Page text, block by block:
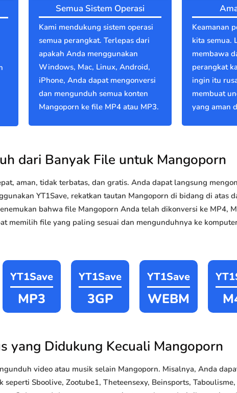
Semua Sistem Operasi
Kami mendukung sistem operasi
semua perangkat. Terlepas dari
apakah Anda menggunakan
Windows, Mac, Linux, Android,
iPhone, Anda dapat mengonversi
dan mengunduh semua konten
Mangoporn ke file MP4 atau MP3.
Keamanan
kita semua.
membawa
perangkat
ingin itu
membuat
yang aman
dari Banyak File untuk Mangoporn
aman, tidak terbatas, dan gratis. Anda dapat langsung
YT1Save, rekatkan tautan Mangoporn di bidang di atas
bahwa file Mangoporn Anda telah dikonversi ke MP4,
memilih file yang paling sesuai dan mengunduhnya ke
YT1Save
MP3
YT1Save
3GP
YT1Save
WEBM
yang Didukung Kecuali Mangoporn
video atau musik selain Mangoporn. Misalnya, Anda
Sboolive, Zootube1, Theteensexy, Beinsports,